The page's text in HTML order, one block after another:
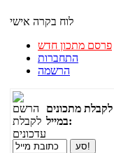
לוח בקרה אישי
פרסם מתכון חדש
התחברות
הרשמה
לקבלת מתכונים
במייל: